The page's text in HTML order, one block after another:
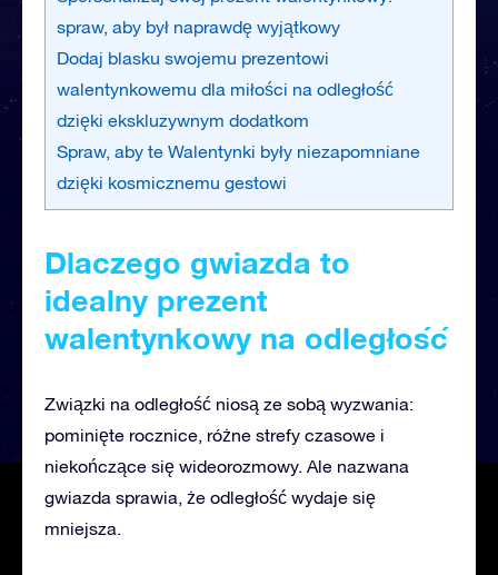
spraw, aby był naprawdę wyjątkowy
Dodaj blasku swojemu prezentowi
walentynkowemu dla miłości na odległość
dzięki ekskluzywnym dodatkom
Spraw, aby te Walentynki były niezapomniane
dzięki kosmicznemu gestowi
Dlaczego gwiazda to
idealny prezent
walentynkowy na odległość
Związki na odległość niosą ze sobą wyzwania:
pominięte rocznice, różne strefy czasowe i
niekończące się wideorozmowy. Ale nazwana
gwiazda sprawia, że odległość wydaje się
mniejsza.